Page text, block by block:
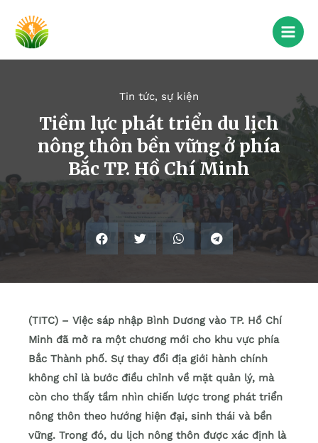
Tin tức, sự kiện
Tiềm lực phát triển du lịch
nông thôn bền vững ở phía
Bắc TP. Hồ Chí Minh
(TITC) – Việc sáp nhập Bình Dương vào TP. Hồ Chí
Minh đã mở ra một chương mới cho khu vực phía
Bắc Thành phố. Sự thay đổi địa giới hành chính
không chỉ là bước điều chỉnh về mặt quản lý, mà
còn cho thấy tầm nhìn chiến lược trong phát triển
nông thôn theo hướng hiện đại, sinh thái và bền
vững. Trong đó, du lịch nông thôn được xác định là